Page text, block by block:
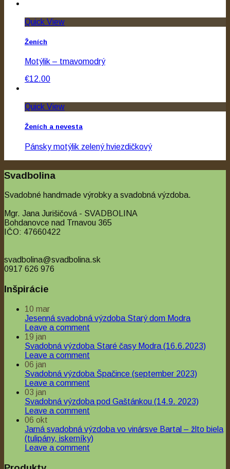
Quick View
Ženích
Motýlik – tmavomodrý
€12.00
Quick View
Ženích a nevesta
Pánsky motýlik zelený hviezdičkový
Svadbolina
Svadobné handmade výrobky a svadobná výzdoba.
Mgr. Jana Jurišičová - SVADBOLINA
Bohdanovce nad Trnavou 365
IČO: 47660422
svadbolina@svadbolina.sk
0917 626 976
Inšpirácie
10 mar
Jesenná svadobná výzdoba Starý dom Modra
Leave a comment
19 jan
Svadobná výzdoba Staré časy Modra (16.6.2023)
Leave a comment
06 jan
Svadobná výzdoba Špačince (september 2023)
Leave a comment
03 jan
Svadobná výzdoba pod Gaštánkou (14.9. 2023)
Leave a comment
06 okt
Jarná svadobná výzdoba vo vinársve Bartal – žlto biela
(tulipány, iskerníky)
Leave a comment